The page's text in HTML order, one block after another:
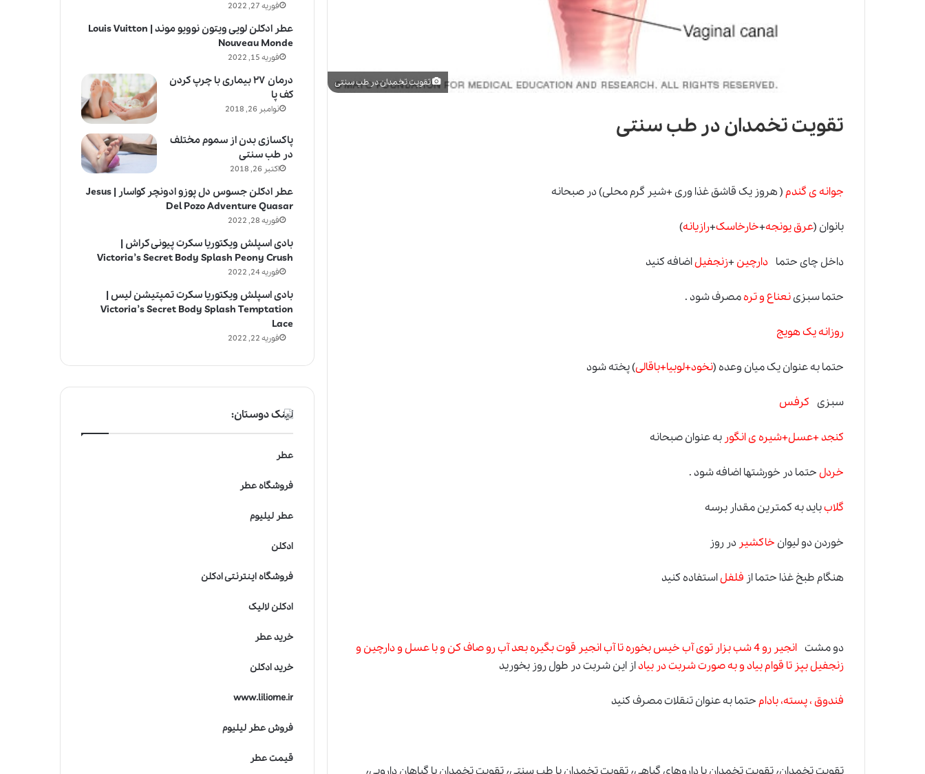
تقویت تخمدان در طب سنتی
تقویت تخمدان در طب سنتی
جوانه ی گندم( هروز یک قاشق غذا وری+شیر گرم محلی) در صبحانه
بانوان (عرق یونجه+خارخاسک+رازیانه)
داخل چای حتما دارچین+زنجفیلاضافه کنید
حتما سبزینعناع و ترهمصرف شود .
روزانه یک هویج
حتما به عنوان یک میان وعده (نخود+لوبیا+باقالی) پخته شود
سبزی کرفس
کنجد +عسل+شیره ی انگوربه عنوان صبحانه
خردلحتما در خورشتها اضافه شود.
گلابباید به کمترین مقدار برسه
خوردن دو لیوان خاکشیردر روز
هنگام طبخ غذا حتما از فلفلاستفاده کنید
دو مشت
انجیر رو 4 شب بزار توی آب خیس بخوره تا آب انجیر قوت بگیره بعد آب رو صاف کن و با عسل و دارچین و
زنجفیل بپز تا قوام بیاد و به صورت شربت در بیاداز این شربت در طول روز بخورید
فندوق ، پسته، بادامحتما به عنوان تنقلات مصرف کنید
فوریه 27, 2022
عطر ادکلن لویی ویتون نوویو موند | Louis Vuitton
Nouveau Monde
فوریه 15, 2022
درمان ۲۷ بیماری با چرپ کردن
کف پا
نوامبر 26, 2018
پاکسازی بدن از سموم مختلف
در طب سنتی
اکتبر 26, 2018
عطر ادکلن جسوس دل پوزو ادونچر کواسار | Jesus
Del Pozo Adventure Quasar
فوریه 28, 2022
بادی اسپلش ویکتوریا سکرت پیونی کراش |
Victoria’s Secret Body Splash Peony Crush
فوریه 24, 2022
بادی اسپلش ویکتوریا سکرت تمپتیشن لیس |
Victoria’s Secret Body Splash Temptation
Lace
فوریه 22, 2022
لینک دوستان:
عطر
فروشگاه عطر
عطر لیلیوم
ادکلن
فروشگاه اینترنتی ادکلن
ادکلن لالیک
خرید عطر
خرید ادکلن
www.liliome.ir
فروش عطر لیلیوم
قیمت عطر